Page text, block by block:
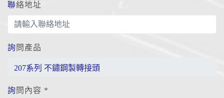
聯絡地址
詢問產品
詢問內容 *